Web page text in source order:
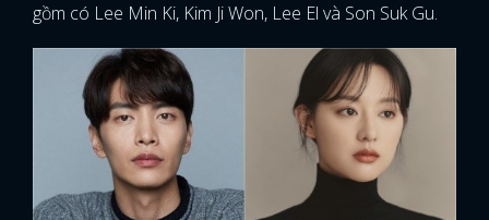
gồm có Lee Min Ki, Kim Ji Won, Lee El và Son Suk Gu.